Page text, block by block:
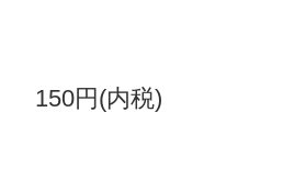
150円(内税)